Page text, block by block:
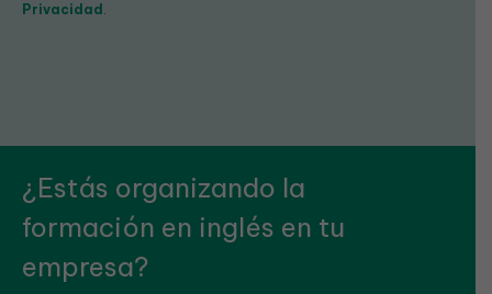
Privacidad .
¿Estás organizando la
formación en inglés en tu
empresa?